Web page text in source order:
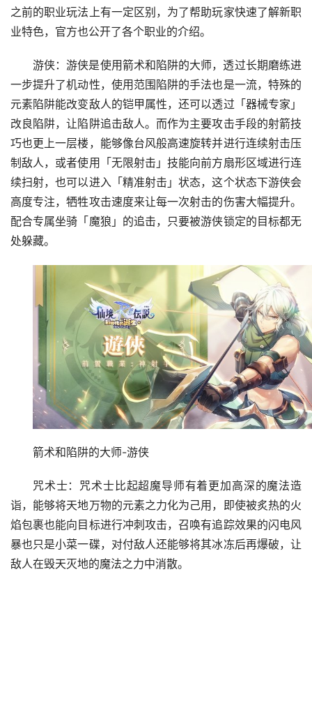
之前的职业玩法上有一定区别，为了帮助玩家快速了解新职
业特色，官方也公开了各个职业的介绍。
游侠：游侠是使用箭术和陷阱的大师，透过长期磨练进
一步提升了机动性，使用范围陷阱的手法也是一流，特殊的
元素陷阱能改变敌人的铠甲属性，还可以透过「器械专家」
改良陷阱，让陷阱追击敌人。而作为主要攻击手段的射箭技
巧也更上一层楼，能够像台风般高速旋转并进行连续射击压
制敌人，或者使用「无限射击」技能向前方扇形区域进行连
续扫射，也可以进入「精准射击」状态，这个状态下游侠会
高度专注，牺牲攻击速度来让每一次射击的伤害大幅提升。
配合专属坐骑「魔狼」的追击，只要被游侠锁定的目标都无
处躲藏。
箭术和陷阱的大师-游侠
咒术士：咒术士比起超魔导师有着更加高深的魔法造
诣，能够将天地万物的元素之力化为己用，即使被炙热的火
焰包裹也能向目标进行冲刺攻击，召唤有追踪效果的闪电风
暴也只是小菜一碟，对付敌人还能够将其冰冻后再爆破，让
敌人在毁天灭地的魔法之力中消散。